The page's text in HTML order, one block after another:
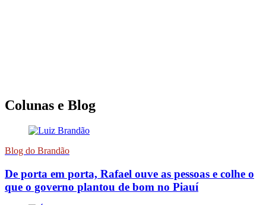
Colunas e Blog
Blog do Brandão
De porta em porta, Rafael ouve as pessoas e colhe o
que o governo plantou de bom no Piauí